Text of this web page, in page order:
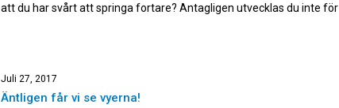
att du har svårt att springa fortare? Antagligen utvecklas du inte för
Juli 27, 2017
Äntligen får vi se vyerna!